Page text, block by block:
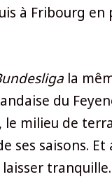
à Fribourg
la
du
le milieu de
saisons. Et
tranquille.